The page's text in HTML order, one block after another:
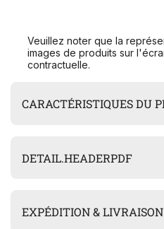
Veuillez noter que la
images de produits sur
contractuelle.
CARACTÉRISTIQUES DU
DETAIL.HEADERPDF
EXPÉDITION & LIVRAISON